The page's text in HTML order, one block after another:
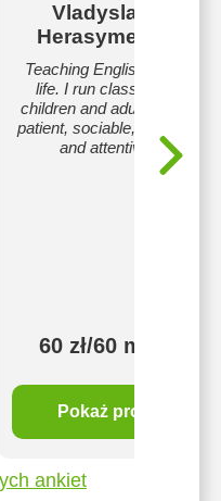
Vladyslava
Herasymenko
Teaching English is my
life. I run classes for
children and adults. I am
patient, sociable, creative
and attentive.
60 zł/60 min
Pokaż profil
ankiet